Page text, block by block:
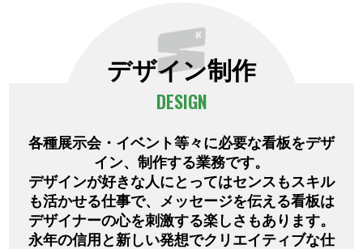
デザイン制作
DESIGN
各種展示会・イベント等々に必要な看板をデザ
イン、制作する業務です。
デザインが好きな人にとってはセンスもスキル
も活かせる仕事で、メッセージを伝える看板は
デザイナーの心を刺激する楽しさもあります。
永年の信用と新しい発想でクリエイティブな仕